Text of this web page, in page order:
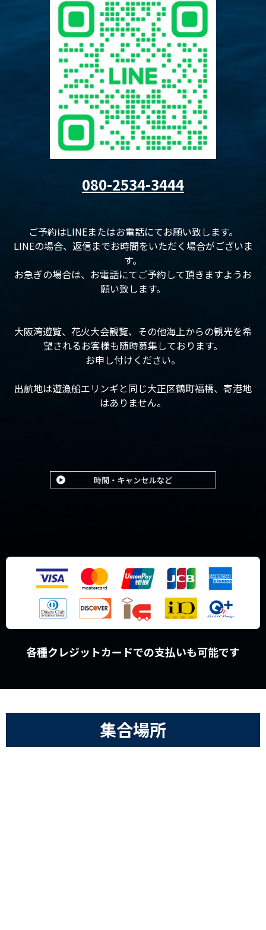
080-2534-3444
ご予約はLINEまたはお電話にてお願い致します。
LINEの場合、返信までお時間をいただく場合がございま
す。
お急ぎの場合は、お電話にてご予約して頂きますようお
願い致します。
大阪湾遊覧、花火大会観覧、その他海上からの観光を希
望されるお客様も随時募集しております。
お申し付けください。
出航地は遊漁船エリンギと同じ大正区鶴町福橋、寄港地
はありません。
各種クレジットカードでの支払いも可能です
集合場所